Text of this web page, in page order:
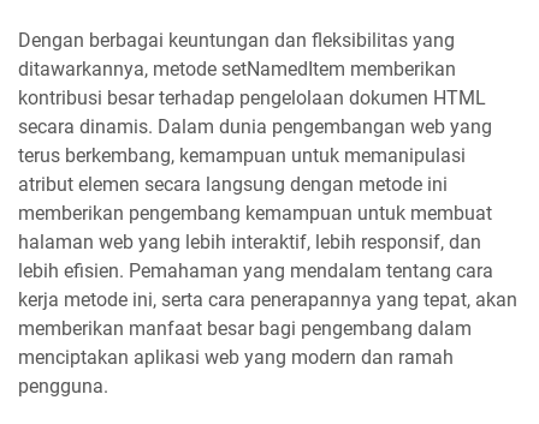
Dengan berbagai keuntungan dan fleksibilitas yang
ditawarkannya, metode setNamedItem memberikan
kontribusi besar terhadap pengelolaan dokumen HTML
secara dinamis. Dalam dunia pengembangan web yang
terus berkembang, kemampuan untuk memanipulasi
atribut elemen secara langsung dengan metode ini
memberikan pengembang kemampuan untuk membuat
halaman web yang lebih interaktif, lebih responsif, dan
lebih efisien. Pemahaman yang mendalam tentang cara
kerja metode ini, serta cara penerapannya yang tepat, akan
memberikan manfaat besar bagi pengembang dalam
menciptakan aplikasi web yang modern dan ramah
pengguna.